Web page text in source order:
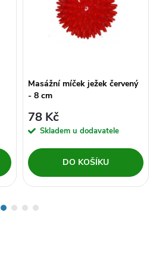
Masážní míček ježek červený
- 8 cm
78 Kč
Skladem u dodavatele
DO KOŠÍKU